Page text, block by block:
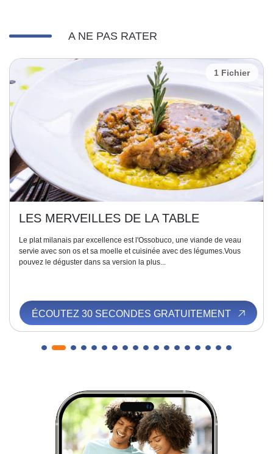
A NE PAS RATER
1 Fichier
LES MERVEILLES DE LA TABLE
Le plat milanais par excellence est l'Ossobuco, une viande de veau
servie avec son os et sa moelle et cuisinée avec des légumes.Vous
pouvez le déguster dans sa version la plus...
ÉCOUTEZ 30 SECONDES GRATUITEMENT